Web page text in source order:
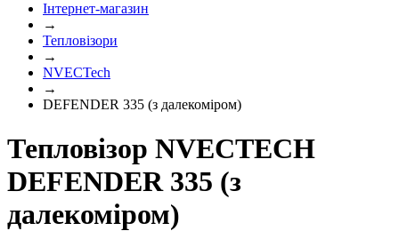
Інтернет-магазин
→
Тепловізори
→
NVECTech
→
DEFENDER 335 (з далекоміром)
Тепловізор NVECTECH
DEFENDER 335 (з
далекоміром)